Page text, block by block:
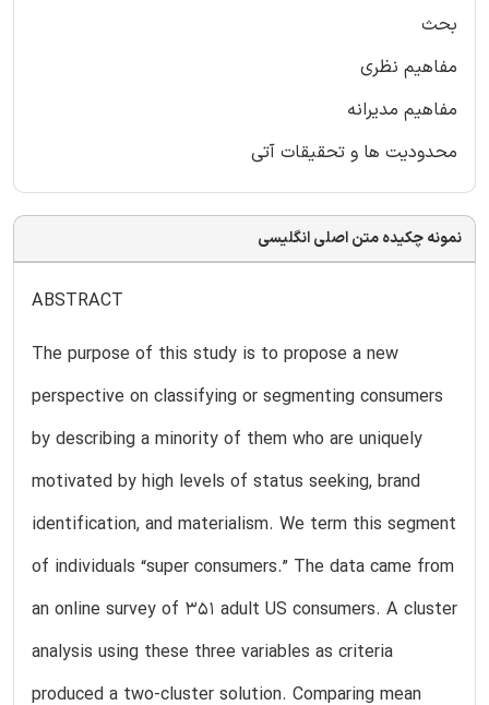
بحث
مفاهیم نظری
مفاهیم مدیرانه
محدودیت ها و تحقیقات آتی
نمونه چکیده متن اصلی انگلیسی
ABSTRACT
The purpose of this study is to propose a new
perspective on classifying or segmenting consumers
by describing a minority of them who are uniquely
motivated by high levels of status seeking, brand
identification, and materialism. We term this segment
of individuals “super consumers.” The data came from
an online survey of 351 adult US consumers. A cluster
analysis using these three variables as criteria
produced a two-cluster solution. Comparing mean